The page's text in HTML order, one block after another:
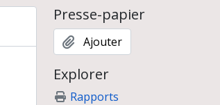
Presse-papier
Ajouter
Explorer
Rapports